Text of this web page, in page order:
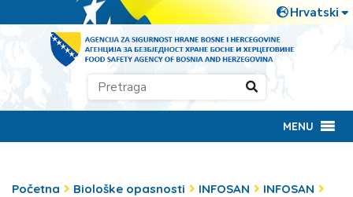
MENU
Početna Biološke opasnosti INFOSAN
INFOSAN